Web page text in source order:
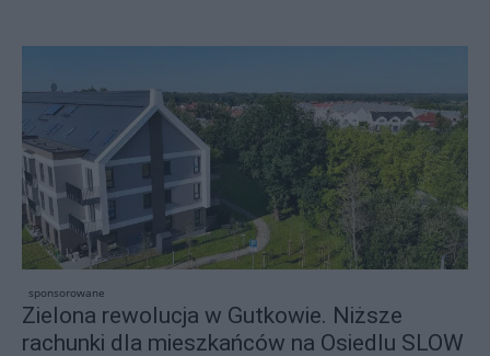
sponsorowane
Zielona rewolucja w Gutkowie. Niższe
rachunki dla mieszkańców na Osiedlu SLOW